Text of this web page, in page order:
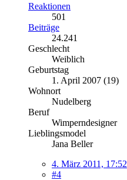
Reaktionen
501
Beiträge
24.241
Geschlecht
Weiblich
Geburtstag
1. April 2007 (19)
Wohnort
Nudelberg
Beruf
Wimperndesigner
Lieblingsmodel
Jana Beller
4. März 2011, 17:52
#4